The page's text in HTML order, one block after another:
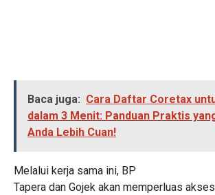
Baca juga: Cara Daftar Coretax
dalam 3 Menit: Panduan Praktis
Anda Lebih Cuan!
Melalui kerja sama ini, BP
Tapera dan Gojek akan memperluas